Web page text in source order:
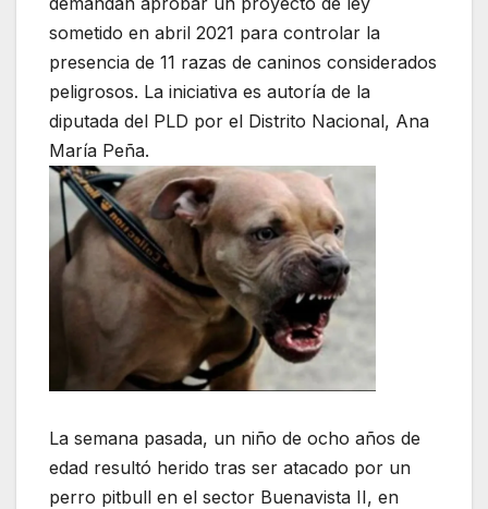
sometido en abril 2021 para controlar la
presencia de 11 razas de caninos considerados
peligrosos. La iniciativa es autoría de la
diputada del PLD por el Distrito Nacional, Ana
María Peña.
La semana pasada, un niño de ocho años de
edad resultó herido tras ser atacado por un
perro pitbull en el sector Buenavista II, en